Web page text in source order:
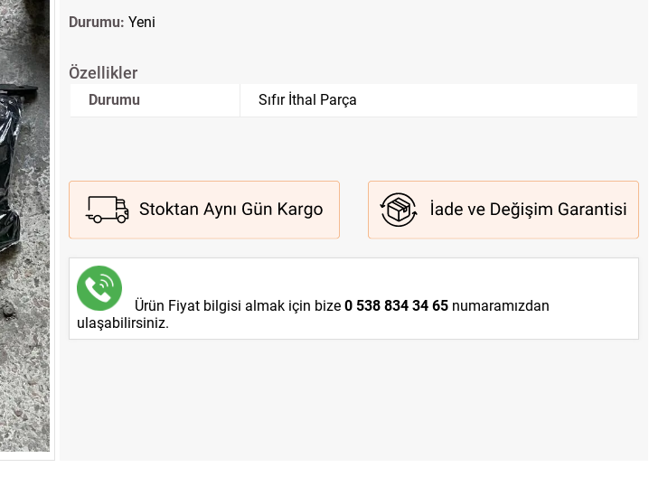
Durumu: Yeni
Özellikler
Durumu Sıfır İthal Parça
Ürün Fiyat bilgisi almak için bize 0 538 834 34 65numaramızdan
ulaşabilirsiniz.